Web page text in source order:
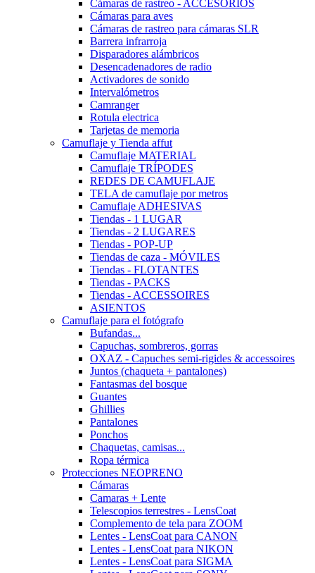
Cámaras de rastreo - ACCESORIOS
Cámaras para aves
Cámaras de rastreo para cámaras SLR
Barrera infrarroja
Disparadores alámbricos
Desencadenadores de radio
Activadores de sonido
Intervalómetros
Camranger
Rotula electrica
Tarjetas de memoria
Camuflaje y Tienda affut
Camuflaje MATERIAL
Camuflaje TRÍPODES
REDES DE CAMUFLAJE
TELA de camuflaje por metros
Camuflaje ADHESIVAS
Tiendas - 1 LUGAR
Tiendas - 2 LUGARES
Tiendas - POP-UP
Tiendas de caza - MÓVILES
Tiendas - FLOTANTES
Tiendas - PACKS
Tiendas - ACCESSOIRES
ASIENTOS
Camuflaje para el fotógrafo
Bufandas...
Capuchas, sombreros, gorras
OXAZ - Capuches semi-rigides & accessoires
Juntos (chaqueta + pantalones)
Fantasmas del bosque
Guantes
Ghillies
Pantalones
Ponchos
Chaquetas, camisas...
Ropa térmica
Protecciones NEOPRENO
Cámaras
Camaras + Lente
Telescopios terrestres - LensCoat
Complemento de tela para ZOOM
Lentes - LensCoat para CANON
Lentes - LensCoat para NIKON
Lentes - LensCoat para SIGMA